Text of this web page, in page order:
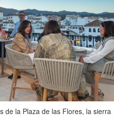
de la Plaza de las Flores, la sierra